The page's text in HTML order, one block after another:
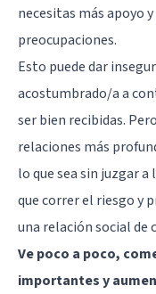
necesitas más apoyo
preocupaciones.
Esto puede dar
acostumbrado/a a
ser bien recibidas.
relaciones más
lo que sea sin juzgar
que correr el riesgo y
una relación social de
Ve poco a poco,
importantes y